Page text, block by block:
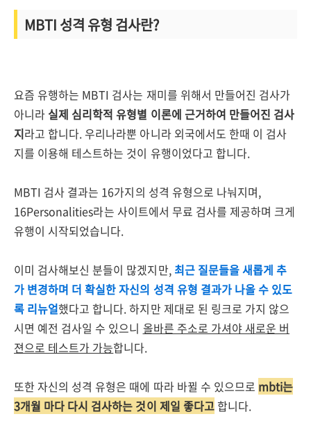
MBTI 성격 유형 검사란?
요즘 유행하는 MBTI 검사는 재미를 위해서 만들어진 검사가
아니라 실제 심리학적 유형별 이론에 근거하여 만들어진 검사
지라고 합니다. 우리나라뿐 아니라 외국에서도 한때 이 검사
지를 이용해 테스트하는 것이 유행이었다고 합니다.
MBTI 검사 결과는 16가지의 성격 유형으로 나눠지며,
16Personalities라는 사이트에서 무료 검사를 제공하며 크게
유행이 시작되었습니다.
이미 검사해보신 분들이 많겠지만, 최근 질문들을 새롭게 추
가 변경하며 더 확실한 자신의 성격 유형 결과가 나올 수 있도
록 리뉴얼했다고 합니다. 하지만 제대로 된 링크로 가지 않으
시면 예전 검사일 수 있으니 올바른 주소로 가셔야 새로운 버
젼으로 테스트가 가능합니다.
또한 자신의 성격 유형은 때에 따라 바뀔 수 있으므로 mbti는
3개월 마다 다시 검사하는 것이 제일 좋다고합니다.